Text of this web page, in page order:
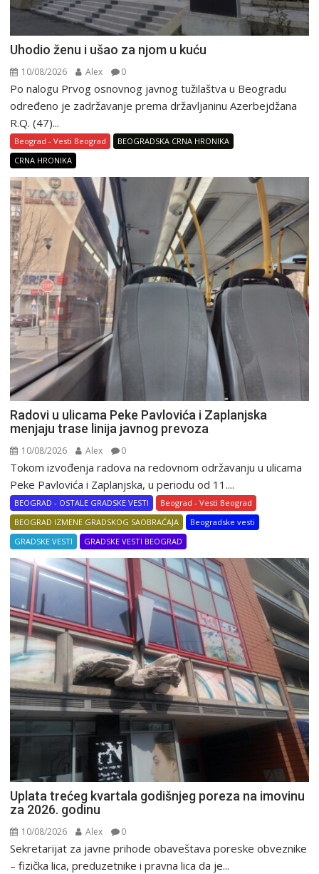
Uhodio ženu i ušao za njom u kuću
10/08/2026 Alex 0
Po nalogu Prvog osnovnog javnog tužilaštva u Beogradu
određeno je zadržavanje prema državljaninu Azerbejdžana
R.Q. (47)...
Beograd - Vesti Beograd
BEOGRADSKA CRNA HRONIKA
CRNA HRONIKA
Radovi u ulicama Peke Pavlovića i Zaplanjska
menjaju trase linija javnog prevoza
10/08/2026 Alex 0
Tokom izvođenja radova na redovnom održavanju u ulicama
Peke Pavlovića i Zaplanjska, u periodu od 11....
BEOGRAD - OSTALE GRADSKE VESTI
Beograd - Vesti Beograd
BEOGRAD IZMENE GRADSKOG SAOBRAĆAJA
Beogradske vesti
GRADSKE VESTI
GRADSKE VESTI BEOGRAD
Uplata trećeg kvartala godišnjeg poreza na imovinu
za 2026. godinu
10/08/2026 Alex 0
Sekretarijat za javne prihode obaveštava poreske obveznike
– fizička lica, preduzetnike i pravna lica da je...